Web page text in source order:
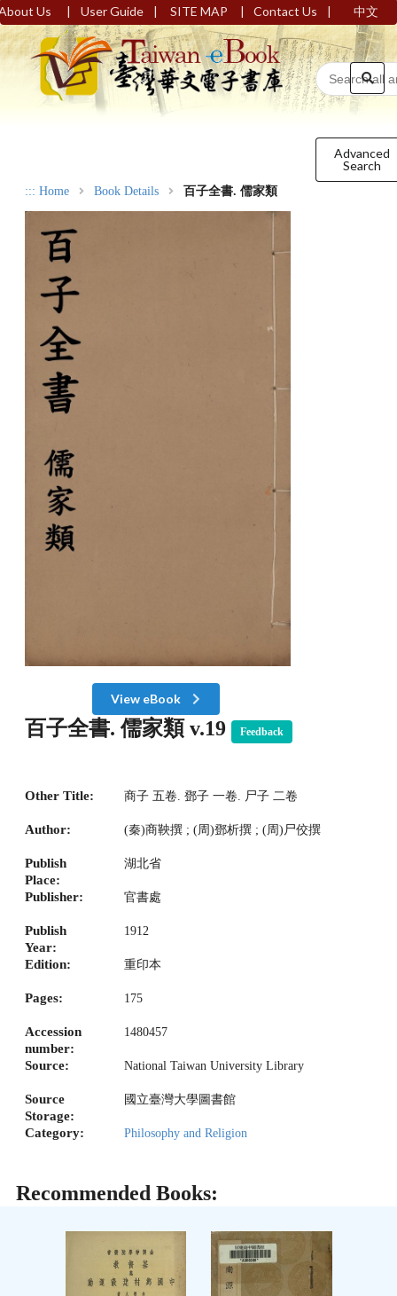
Us | User Guide | SITE MAP | Contact Us | 中文
Advanced
Search
::: Home Book Details 百子全書. 儒家類
View eBook
百子全書. 儒家類 v.19 Feedback
Other Title: 商子 五卷. 鄧子 一卷. 尸子 二卷
Author: (秦)商鞅撰 ; (周)鄧析撰 ; (周)尸佼撰
Publish
Place:
湖北省
Publisher: 官書處
Publish
Year:
1912
Edition: 重印本
Pages: 175
Accession
number:
1480457
Source: National Taiwan University Library
Source
Storage:
國立臺灣大學圖書館
Category: Philosophy and Religion
Recommended Books: